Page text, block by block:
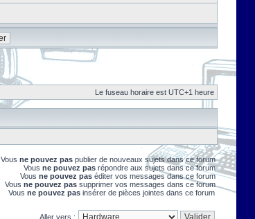
Le fuseau horaire est UTC+1 heure
Vous ne pouvez pas publier de nouveaux sujets dans ce forum
Vous ne pouvez pas répondre aux sujets dans ce forum
Vous ne pouvez pas éditer vos messages dans ce forum
Vous ne pouvez pas supprimer vos messages dans ce forum
Vous ne pouvez pas insérer de pièces jointes dans ce forum
Aller vers :